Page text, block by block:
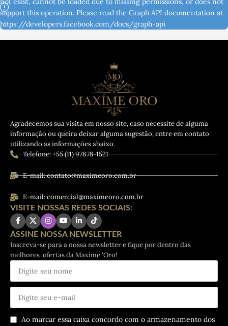
support this operation. Please read the Graph API documentation at
https://developers.facebook.com/docs/graph-api
Agradecemos sua visita em nosso site, caso necessite de alguma
informação ou queira deixar alguma sugestão, entre em contato
utilizando as informações abaixo.
Telefone: +55 (11) 97678-1521
E-mail: contato@maximeoro.com.br
E-mail: comercial@maximeoro.com.br
VISITE NOSSAS REDES SOCIAIS:
ASSINE NOSSA NEWSLETTER
Inscreva-se para a nossa newsletter e fique por dentro das
melhores ofertas da Maxíme ‘Oro!
Ao marcar essa caixa concordo com o armazenamento dos